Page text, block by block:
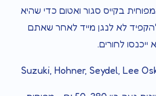
בקייס סגור ואטום כדי שהיא
לא לנגן מייד לאחר שאתם
לחורים.